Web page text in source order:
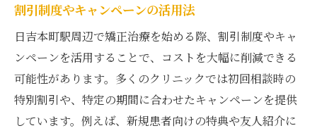
割引制度やキャンペーンの活用法
日吉本町駅周辺で矯正治療を始める際、割引制度やキャ
ンペーンを活用することで、コストを大幅に削減できる
可能性があります。多くのクリニックでは初回相談時の
特別割引や、特定の期間に合わせたキャンペーンを提供
しています。例えば、新規患者向けの特典や友人紹介に